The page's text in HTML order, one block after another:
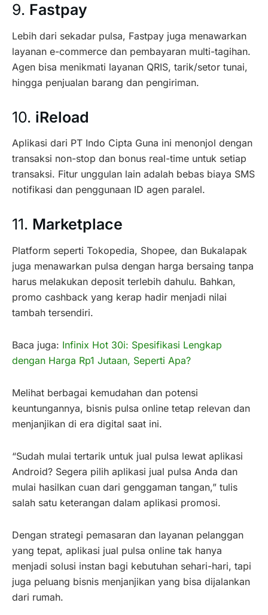
9. Fastpay
Lebih dari sekadar pulsa, Fastpay juga menawarkan
layanan e-commerce dan pembayaran multi-tagihan.
Agen bisa menikmati layanan QRIS, tarik/setor tunai,
hingga penjualan barang dan pengiriman.
10. iReload
Aplikasi dari PT Indo Cipta Guna ini menonjol dengan
transaksi non-stop dan bonus real-time untuk setiap
transaksi. Fitur unggulan lain adalah bebas biaya SMS
notifikasi dan penggunaan ID agen paralel.
11. Marketplace
Platform seperti Tokopedia, Shopee, dan Bukalapak
juga menawarkan pulsa dengan harga bersaing tanpa
harus melakukan deposit terlebih dahulu. Bahkan,
promo cashback yang kerap hadir menjadi nilai
tambah tersendiri.
Baca juga: Infinix Hot 30i: Spesifikasi Lengkap
dengan Harga Rp1 Jutaan, Seperti Apa?
Melihat berbagai kemudahan dan potensi
keuntungannya, bisnis pulsa online tetap relevan dan
menjanjikan di era digital saat ini.
“Sudah mulai tertarik untuk jual pulsa lewat aplikasi
Android? Segera pilih aplikasi jual pulsa Anda dan
mulai hasilkan cuan dari genggaman tangan,” tulis
salah satu keterangan dalam aplikasi promosi.
Dengan strategi pemasaran dan layanan pelanggan
yang tepat, aplikasi jual pulsa online tak hanya
menjadi solusi instan bagi kebutuhan sehari-hari, tapi
juga peluang bisnis menjanjikan yang bisa dijalankan
dari rumah.